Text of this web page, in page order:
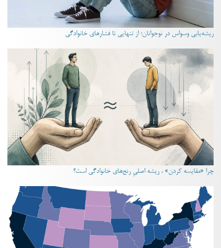
ریشه‌یابی وسواس در نوجوانان؛ از تنهایی تا فشارهای خانوادگی
چرا «مقایسه کردن» ، ریشه اصلیِ رنج‌های خانوادگی است؟